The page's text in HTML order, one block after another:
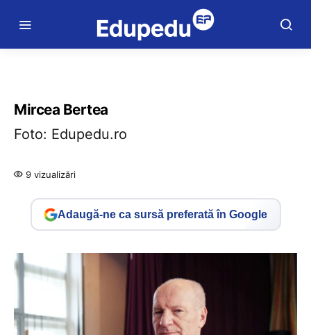
Mircea Bertea
Foto: Edupedu.ro
9 vizualizări
Adaugă-ne ca sursă preferată în Google